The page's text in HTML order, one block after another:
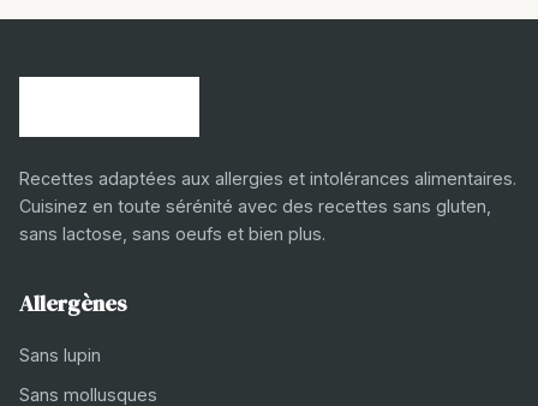
Recettes adaptées aux allergies et intolérances alimentaires.
Cuisinez en toute sérénité avec des recettes sans gluten,
sans lactose, sans oeufs et bien plus.
Allergènes
Sans lupin
Sans mollusques